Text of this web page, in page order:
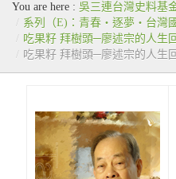
歷史教室
專題
歷年活動
館藏查詢
You are here : 吳三連台灣史料基
/ 系列（E)：青春‧逐夢‧台灣
/ 吃果籽 拜樹頭─廖述宗的人生
/ 吃果籽 拜樹頭─廖述宗的人生